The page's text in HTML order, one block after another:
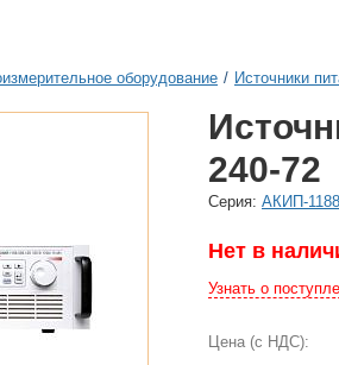
оборудование / Источники
240-72
Cерия: АКИП-
Нет в
Узнать о
Цена (с НДС):